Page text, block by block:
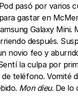
pasó por varios
gastar en
Galaxy Mini.
después.
novio feo y
la culpa por
teléfono. Vomité
Mon dieu. De lo